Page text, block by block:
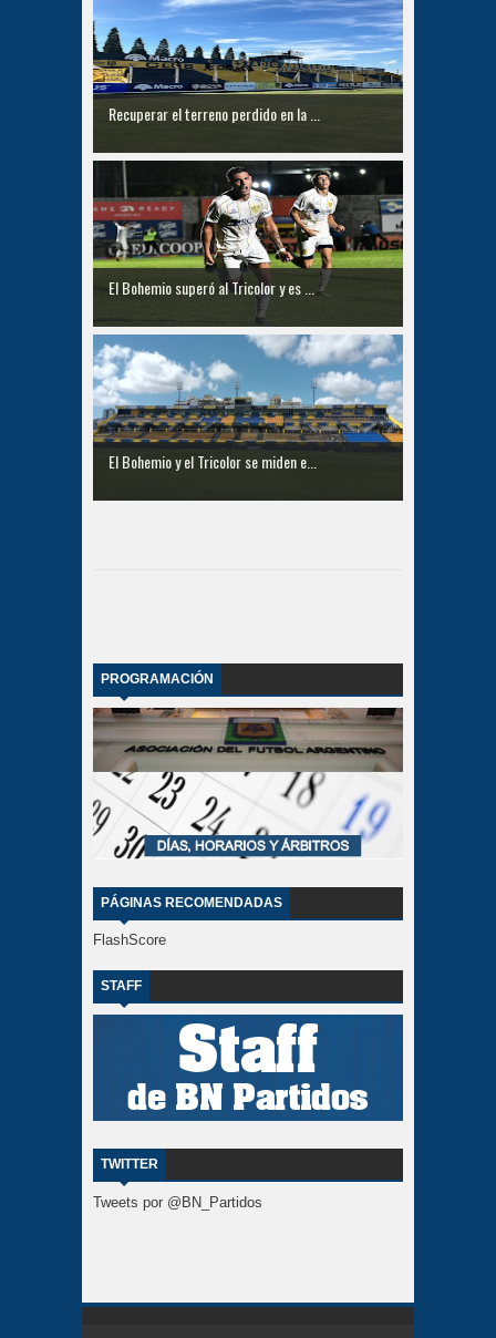
Recuperar el terreno perdido en la ...
El Bohemio superó al Tricolor y es ...
El Bohemio y el Tricolor se miden e...
PROGRAMACIÓN
PÁGINAS RECOMENDADAS
FlashScore
STAFF
TWITTER
Tweets por @BN_Partidos